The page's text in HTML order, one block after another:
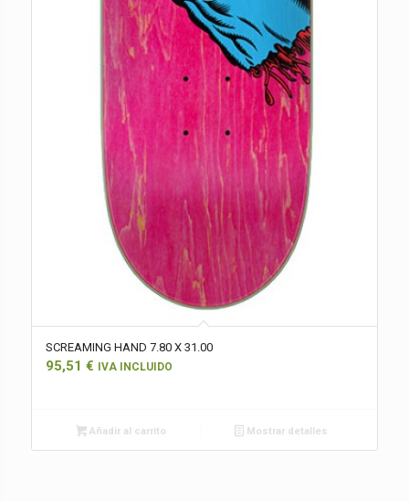
SCREAMING HAND 7.80 X 31.00
95,51 € IVA INCLUIDO
Añadir al carrito Mostrar detalles